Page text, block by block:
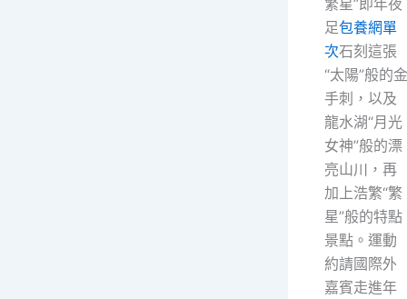
足包養網單
次石刻這張
“太陽”般的金
手刺，以及
龍水湖“月光
女神”般的漂
亮山川，再
加上浩繁“繁
星”般的特點
景點。運動
約請國際外
嘉賓走進年